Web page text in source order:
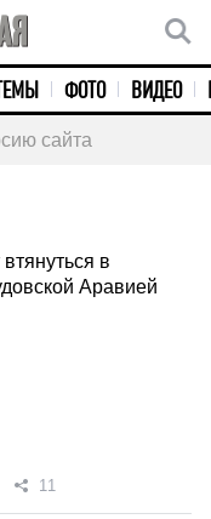
ТЕМЫ ФОТО ВИДЕО
сайта
в
Аравией
11